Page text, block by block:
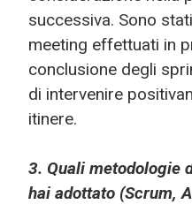
successiva. Sono
meeting effettuati in
conclusione degli
di intervenire
itinere.
3. Quali metodologie
hai adottato (Scrum,